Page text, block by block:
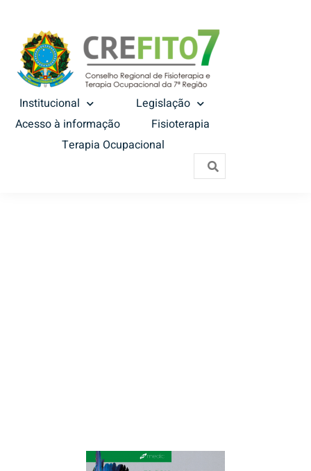
Institucional
Legislação
Acesso à informação
Fisioterapia
Terapia Ocupacional